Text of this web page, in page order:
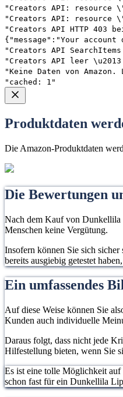
"Creators API: resource
"Creators API: resource
"Creators API HTTP 403
{"message":"Your
"Creators API
"Creators API leer
"Keine Daten von
"cached: 1"
Produktdaten
Die Amazon-Produktdaten
Die Bewertungen
Nach dem Kauf von Dunkellila
Menschen keine Vergütung.
Insofern können Sie sich
bereits ausgiebig getestet
Ein umfassendes
Auf diese Weise können Sie
Kunden auch individuelle
Daraus folgt, dass nicht jede
Hilfestellung bieten, wenn Sie
Es ist eine tolle Möglichkeit auf
schon fast für ein Dunkellila